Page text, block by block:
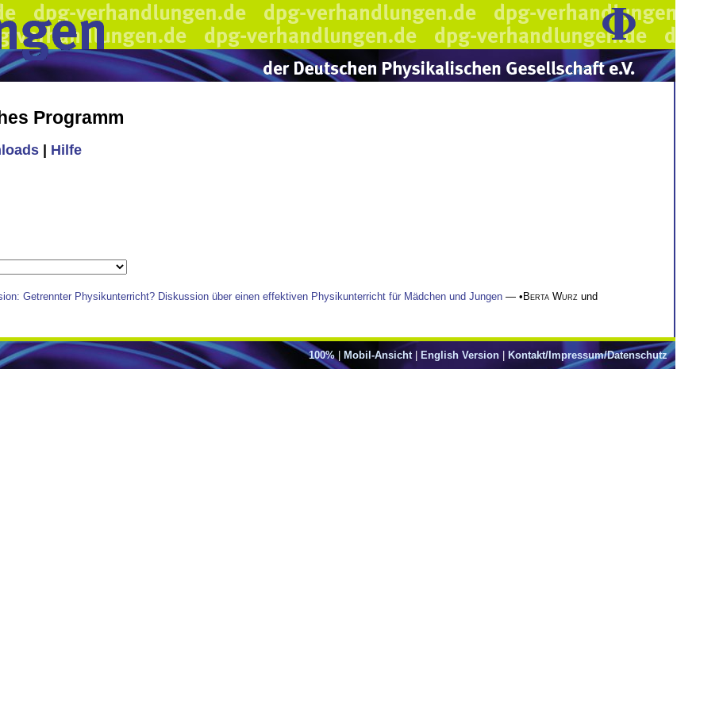
Programm
Hilfe
Getrennter Physikunterricht? Diskussion über einen effektiven Physikunterricht für Mädchen und Jungen — •Berta Wurz und
100%| Mobil-Ansicht | English Version | Kontakt/Impressum/Datenschutz